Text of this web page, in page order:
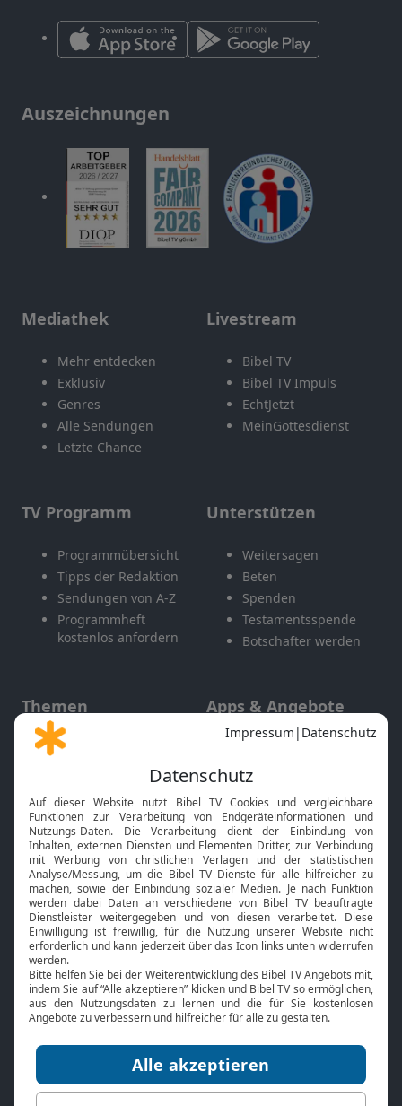
Auszeichnungen
Mediathek
Mehr entdecken
Exklusiv
Genres
Alle Sendungen
Letzte Chance
Livestream
Bibel TV
Bibel TV Impuls
EchtJetzt
MeinGottesdienst
TV Programm
Programmübersicht
Tipps der Redaktion
Sendungen von A-Z
Programmheft
kostenlos anfordern
Unterstützen
Weitersagen
Beten
Spenden
Testamentsspende
Botschafter werden
Themen
Gott und Bibel erklärt
Neuigkeiten
Apps & Angebote
Mobile App
Smart TV
HbbTV
Bibelthek Online-Bibel
Nächster Gottesdienst
Bibel TV
Über uns
Jobs
Mediadaten
Service
Kontakt
TV-Empfang